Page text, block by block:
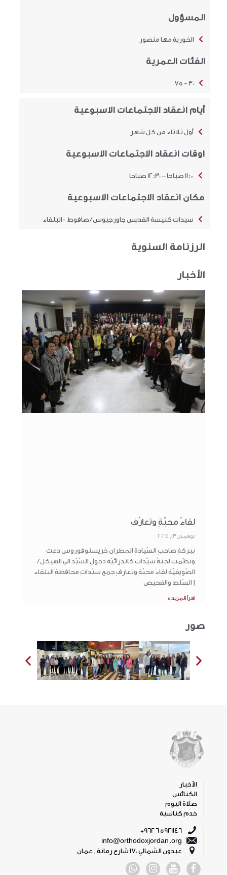
المسؤول
الخورية مها منصور
الفئات العمرية
30 - 75
أيام انعقاد الاجتماعات الاسبوعية
أول ثلاثاء من كل شهر
اوقات انعقاد الاجتماعات الاسبوعية
11:00 صباحا – 12:30 صباحا
مكان انعقاد الاجتماعات الاسبوعية
سيدات كنيسة القديس جاورجيوس / صافوط -البلقاء
الرزنامة السنوية
الأخبار
لقاءُ محبّةٍ وتعارُف
نوفمبر 13, 2024
ببركةِ صاحبِ السّيادةِ المطران خريستوفوروس دعت
ونظّمت لجنةُ سيّداتِ كاتدرائيّة دخولِ السّيّد الى الهيكل /
الصّويفيّة لقاءَ محبّةِ وتعارفٍ جمع سيّداتِ محافظةِ البلقاء
( السّلط والفحيص
اقرأ المزيد »
صور
الأخبار
الكنائس
صلاة اليوم
خدم كناسية
5921146 6 962+
info@orthodoxjordan.org
عبدون الشمالي 170 شارع رمانة , عمان